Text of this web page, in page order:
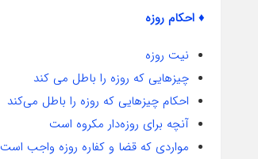
♦ احکام روزه
نیت روزه
چیزهایی که روزه را باطل می کند
احکام چیزهایی که روزه را باطل می‌کند
آنچه برای روزه‌دار مکروه است
مواردی که قضا و کفاره روزه واجب است